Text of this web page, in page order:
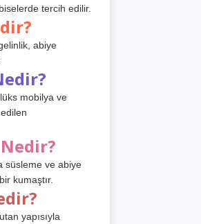
tercih edilir.
abiye
mobilya ve
süsleme ve abiye
kumaştır.
yapısıyla